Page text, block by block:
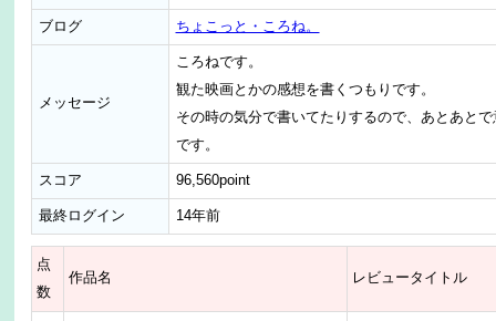
ブログ ちょこっと・ころね。
メッセージ
ころねです。
観た映画とかの感想を書くつもりです。
その時の気分で書いてたりするので、あとあと
です。
スコア 96,560point
最終ログイン 14年前
点
数
作品名 レビュータイトル